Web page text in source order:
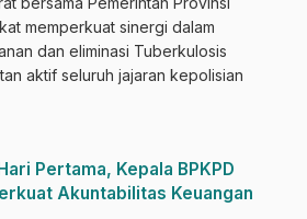
memperkuat sinergi dalam
dan eliminasi Tuberkulosis
aktif seluruh jajaran kepolisian
Pertama, Kepala BPKPD
Akuntabilitas Keuangan